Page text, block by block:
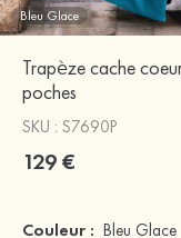
Bleu Glace
Trapèze cache
poches
SKU : S7690P
129 €
Couleur : Bleu Glace